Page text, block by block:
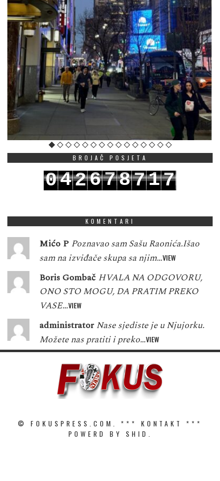
BROJAČ POSJETA
042678717
KOMENTARI
Mićo P Poznavao sam Sašu Raonića.Išao
sam na izviđače skupa sa njim…VIEW
Boris Gombač HVALA NA ODGOVORU,
ONO STO MOGU, DA PRATIM PREKO
VASE…VIEW
administrator Nase sjediste je u Njujorku.
Možete nas pratiti i preko…VIEW
© FOKUSPRESS.COM. *** KONTAKT
***
POWERD BY SHID.